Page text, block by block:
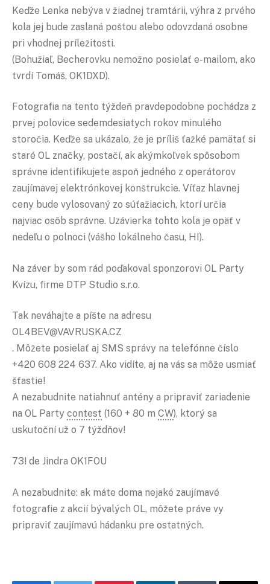
Keďže Lenka nebýva v žiadnej tramtárii, výhra z prvého
kola jej bude zaslaná poštou alebo odovzdaná osobne
pri vhodnej príležitosti.
(Bohužiaľ, Becherovku nemožno posielať e-mailom, ako
tvrdí Tomáš, OK1DXD).
Fotografia na tento týždeň pravdepodobne pochádza z
prvej polovice sedemdesiatych rokov minulého
storočia. Keďže sa ukázalo, že je príliš ťažké pamätať si
staré OL značky, postačí, ak akýmkoľvek spôsobom
správne identifikujete aspoň jedného z operátorov
zaujímavej elektrónkovej konštrukcie. Víťaz hlavnej
ceny bude vylosovaný zo súťažiacich, ktorí určia
najviac osôb správne. Uzávierka tohto kola je opäť v
nedeľu o polnoci (vášho lokálneho času, HI).
Na záver by som rád poďakoval sponzorovi OL Party
Kvízu, firme DTP Studio s.r.o.
Tak neváhajte a píšte na adresu
OL4BEV@VAVRUSKA.CZ
. Môžete posielať aj SMS správy na telefónne číslo
+420 608 224 637. Ako vidíte, aj na vás sa môže usmiať
šťastie!
A nezabudnite natiahnuť antény a pripraviť zariadenie
na OL Party contest (160 + 80 m CW), ktorý sa
uskutoční už o 7 týždňov!
73! de Jindra OK1FOU
A nezabudnite: ak máte doma nejaké zaujímavé
fotografie z akcií bývalých OL, môžete práve vy
pripraviť zaujímavú hádanku pre ostatných.